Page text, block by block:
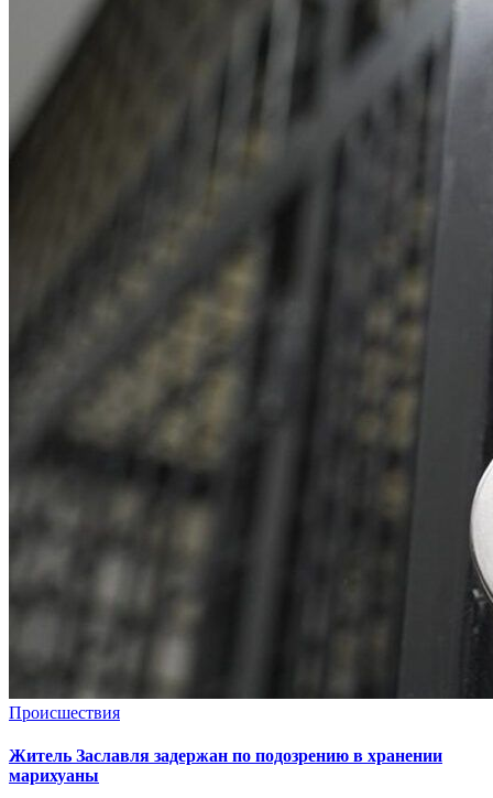
Происшествия
Житель Заславля задержан по подозрению в хранении
марихуаны